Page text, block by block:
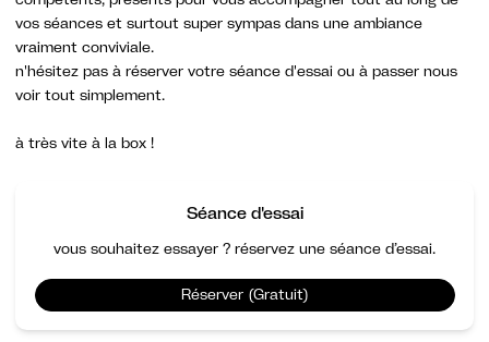
vos séances et surtout super sympas dans une ambiance
vraiment conviviale.
n'hésitez pas à réserver votre séance d'essai ou à passer nous
voir tout simplement.
à très vite à la box !
Séance d'essai
vous souhaitez essayer ? réservez une séance d’essai.
Réserver (Gratuit)